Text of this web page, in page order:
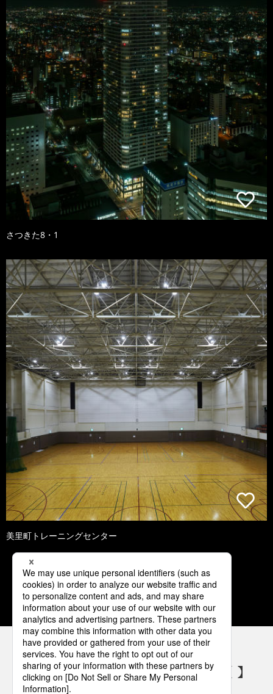
さつきた8・1
美里町トレーニングセンター
1 2 3 4 5
パナソニックの電気設備 SNSアカウント